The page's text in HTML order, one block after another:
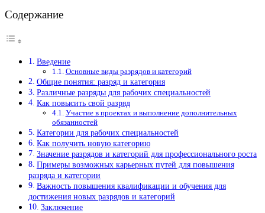
Содержание
Введение
Основные виды разрядов и категорий
Общие понятия: разряд и категория
Различные разряды для рабочих специальностей
Как повысить свой разряд
Участие в проектах и выполнение дополнительных
обязанностей
Категории для рабочих специальностей
Как получить новую категорию
Значение разрядов и категорий для профессионального роста
Примеры возможных карьерных путей для повышения
разряда и категории
Важность повышения квалификации и обучения для
достижения новых разрядов и категорий
Заключение